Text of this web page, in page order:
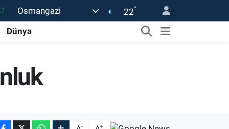
Osmangazi 22°
Dünya
- +